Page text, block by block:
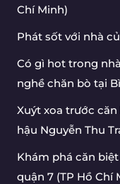
Chí Minh)
Phát sốt với nhà
Có gì hot trong
nghề chăn bò tại
Xuýt xoa trước căn
hậu Nguyễn Thu
Khám phá căn
quận 7 (TP Hồ Chí